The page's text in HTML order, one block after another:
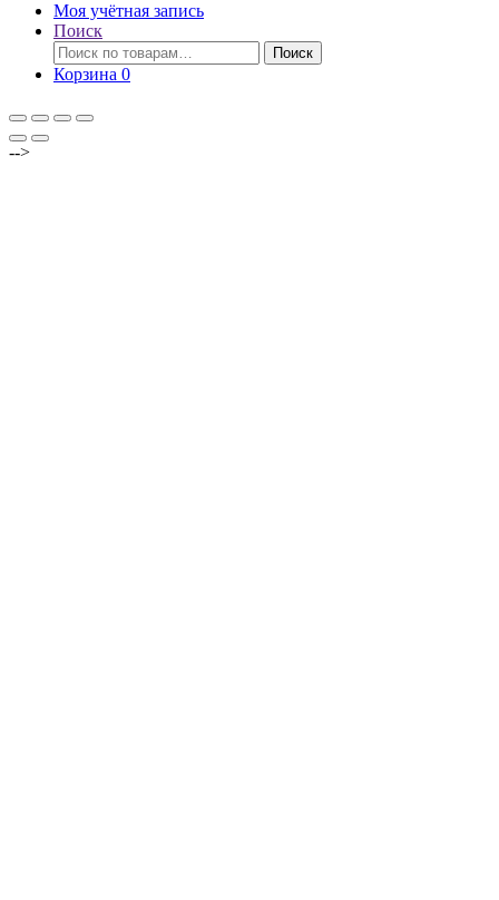
Моя учётная запись
Поиск
Искать:
Поиск
Корзина 0
-->